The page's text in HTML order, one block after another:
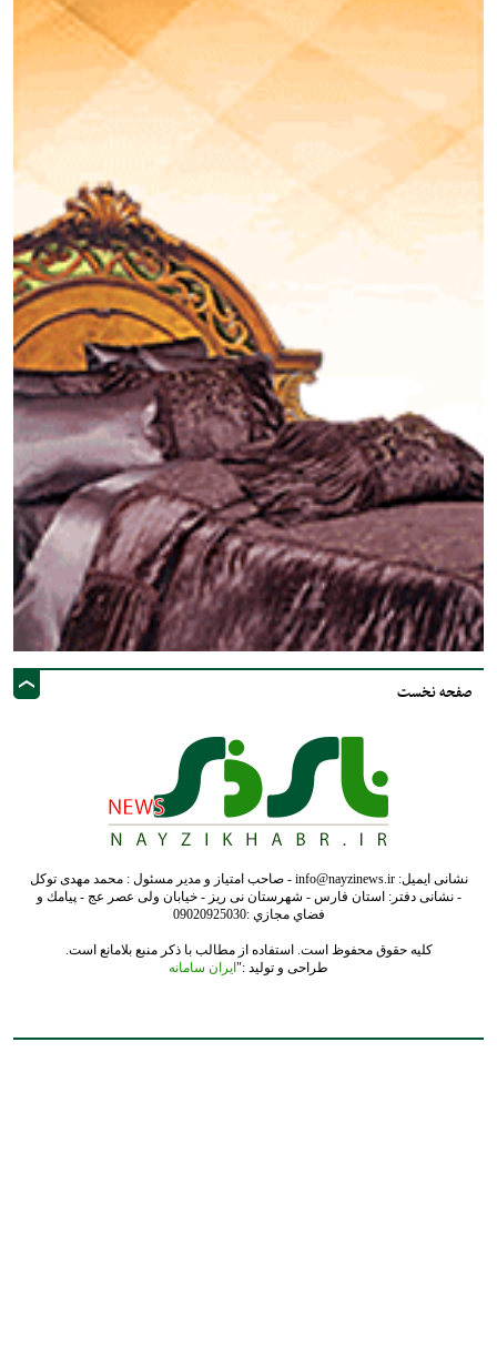
صفحه نخست
نشانی ایمیل: info@nayzinews.ir - صاحب امتیاز و مدیر مسئول : محمد مهدی توکل
- نشانی دفتر: استان فارس - شهرستان نی ریز - خیابان ولی عصر عج - پيامك و
فضاي مجازي :09020925030
کلیه حقوق محفوظ است. استفاده از مطالب با ذکر منبع بلامانع است.
طراحی و تولید :"ایران سامانه